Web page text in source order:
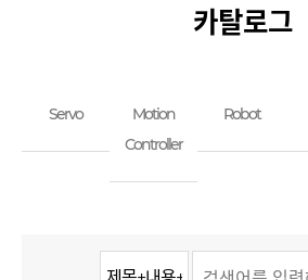
카탈로그
Servo
Motion
Controller
Robot